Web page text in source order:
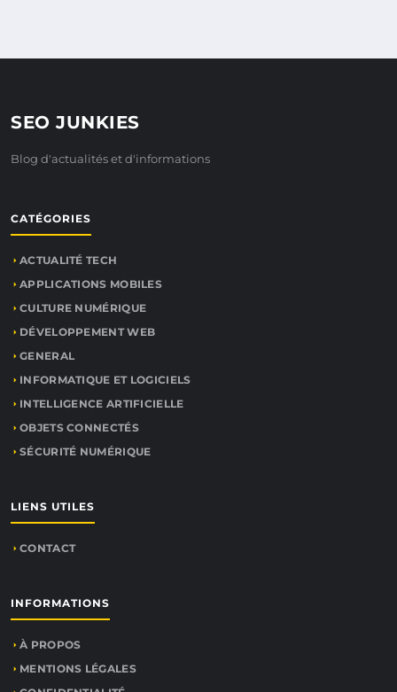
SEO JUNKIES
Blog d'actualités et d'informations
CATÉGORIES
ACTUALITÉ TECH
APPLICATIONS MOBILES
CULTURE NUMÉRIQUE
DÉVELOPPEMENT WEB
GENERAL
INFORMATIQUE ET LOGICIELS
INTELLIGENCE ARTIFICIELLE
OBJETS CONNECTÉS
SÉCURITÉ NUMÉRIQUE
LIENS UTILES
CONTACT
INFORMATIONS
À PROPOS
MENTIONS LÉGALES